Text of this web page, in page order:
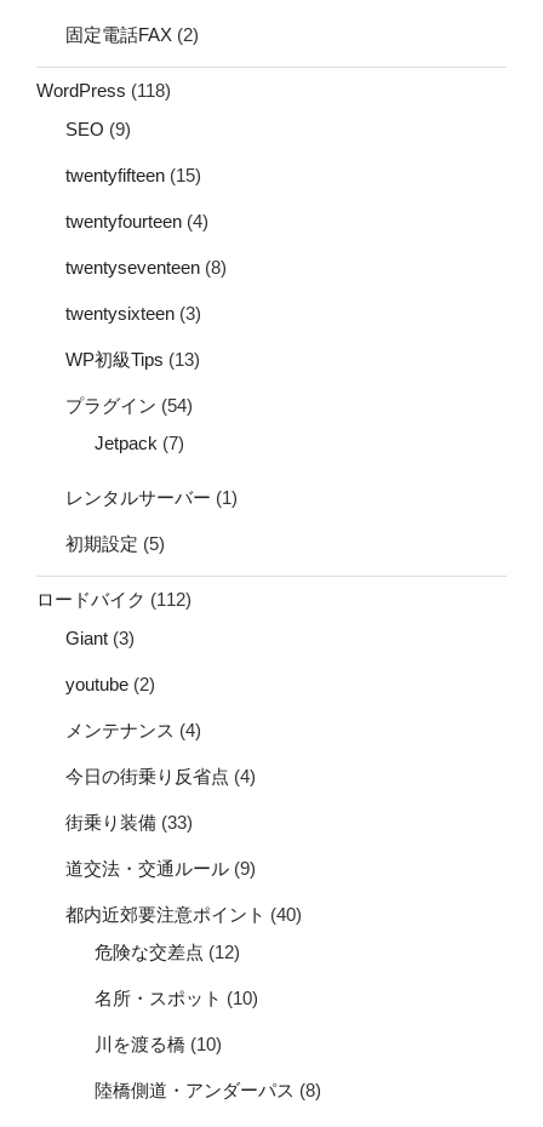
固定電話FAX (2)
WordPress (118)
SEO (9)
twentyfifteen (15)
twentyfourteen (4)
twentyseventeen (8)
twentysixteen (3)
WP初級Tips (13)
プラグイン (54)
Jetpack (7)
レンタルサーバー (1)
初期設定 (5)
ロードバイク (112)
Giant (3)
youtube (2)
メンテナンス (4)
今日の街乗り反省点 (4)
街乗り装備 (33)
道交法・交通ルール (9)
都内近郊要注意ポイント (40)
危険な交差点 (12)
名所・スポット (10)
川を渡る橋 (10)
陸橋側道・アンダーパス (8)